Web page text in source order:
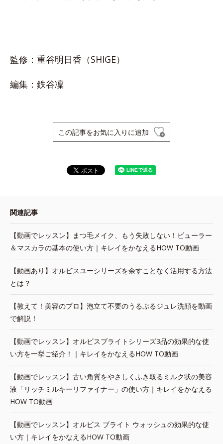
監修：重谷明日香（SHIGE）
編集：鉄谷凜
この記事をお気に入りに追加
関連記事
【動画でレッスン】まつ毛メイク、もう失敗しない！ビューラー
＆マスカラの基本の使い方｜キレイをかなえるHOW TO動画
【動画あり】オルビスユーシリーズを余すことなく活用する方法
とは？
【教えて！美容のプロ】泡立て不要のうるぷるジュレ洗顔を動画
で解説！
【動画でレッスン】オルビスブライトシリーズ3品の効果的な使
い方を一挙ご紹介！｜キレイをかなえるHOW TO動画
【動画でレッスン】古い角質をやさしくふき取るミルク状の美容
液「リッチミルキーリファイナー」の使い方｜キレイをかなえる
HOW TO動画
【動画でレッスン】オルビス ブライト ウォッシュの効果的な使
い方｜キレイをかなえるHOW TO動画